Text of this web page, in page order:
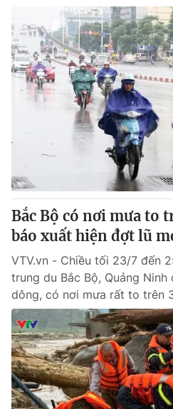
Bắc Bộ có nơi mưa to
báo xuất hiện đợt lũ
VTV.vn - Chiều tối 23/7 đến
trung du Bắc Bộ, Quảng
dông, có nơi mưa rất to trên